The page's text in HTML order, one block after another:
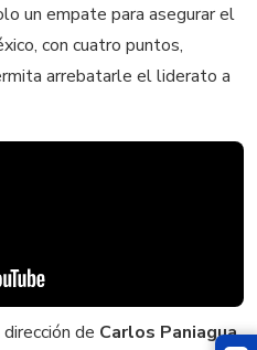
un empate para asegurar el
con cuatro puntos,
arrebatarle el liderato a
de Carlos Paniagua,